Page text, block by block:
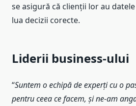
se asigură că clienții lor au
lua decizii corecte.
Liderii business-ului
“Suntem o echipă de experți cu o
pentru ceea ce facem, și ne-am